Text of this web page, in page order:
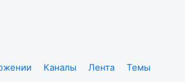
Каналы Лента
Темы